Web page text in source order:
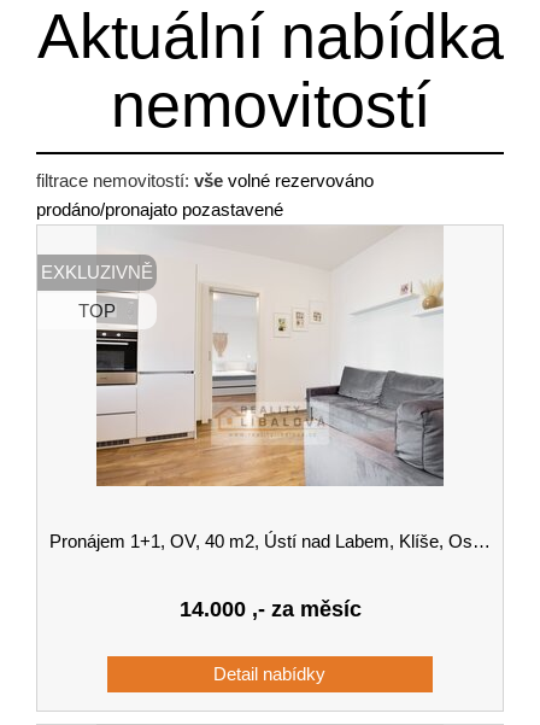
Aktuální nabídka
nemovitostí
filtrace nemovitostí: vše volné rezervováno
prodáno/pronajato pozastavené
EXKLUZIVNĚ
TOP
Pronájem 1+1, OV, 40 m2, Ústí nad Labem, Klíše, Ostrčilova
14.000,- za měsíc